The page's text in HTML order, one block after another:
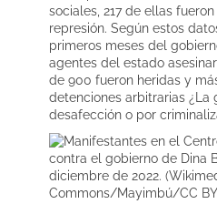
sociales, 217 de ellas
represión. Según estos
primeros meses del
agentes del estado
de 900 fueron heridas y
detenciones arbitrarias ¿La
desafección o por